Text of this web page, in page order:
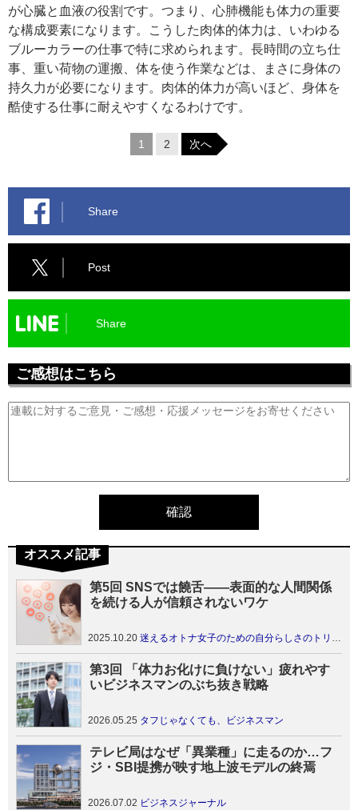
が心臓と血液の役割です。つまり、心肺機能も体力の重要
な構成要素になります。こうした肉体的体力は、いわゆる
ブルーカラーの仕事で特に求められます。長時間の立ち仕
事、重い荷物の運搬、体を使う作業などは、まさに身体の
持久力が必要になります。肉体的体力が高いほど、身体を
酷使する仕事に耐えやすくなるわけです。
1 2 次へ
Share
Post
Share
ご感想はこちら
オススメ記事
第5回 SNSでは饒舌――表面的な人間関係
を続ける人が信頼されないワケ
2025.10.20 迷えるオトナ女子のための自分らしさのトリセツ
第3回 「体力お化けに負けない」疲れやす
いビジネスマンのぶち抜き戦略
2026.05.25 タフじゃなくても、ビジネスマン
テレビ局はなぜ「異業種」に走るのか…フ
ジ・SBI提携が映す地上波モデルの終焉
2026.07.02 ビジネスジャーナル